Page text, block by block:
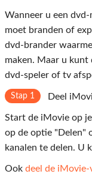
Wanneer u een
moet branden of
dvd-brander
maken. Maar u kunt
dvd-speler of tv
Stap 1 Deel
Start de iMovie op
op de optie "Delen"
kanalen te delen. U
Ook deel de iMovie-